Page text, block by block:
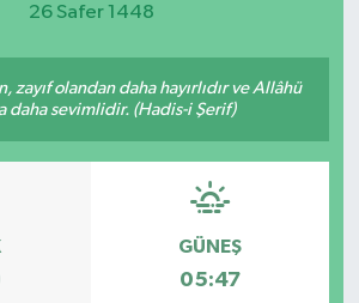
26 Safer 1448
zayıf olandan daha hayırlıdır ve Allâhü
daha sevimlidir. (Hadis-i Şerif)
GÜNEŞ
05:47